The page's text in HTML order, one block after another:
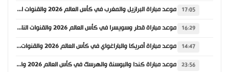
17:05 موعد مباراة البرازيل والمغرب في كأس العالم 2026 والقنوات الناقلة
16:29 موعد مباراة قطر وسويسرا في كأس العالم 2026 والقنوات الناقلة
14:47 موعد مباراة أمريكا والباراغواي في كأس العالم 2026 والقنوات الناقلة
23:56 موعد مباراة كندا والبوسنة والهرسك في كأس العالم 2026 والقنوات الناقلة